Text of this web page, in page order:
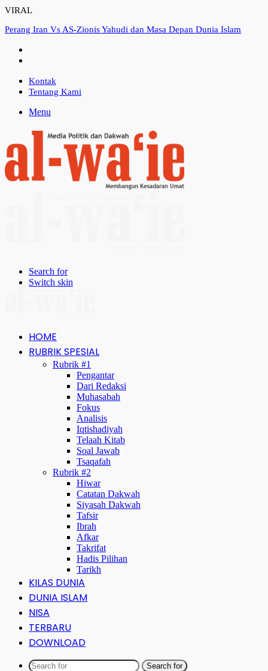
VIRAL
Perang Iran Vs AS-Zionis Yahudi dan Masa Depan Dunia Islam
Kontak
Tentang Kami
Menu
Search for
Switch skin
HOME
RUBRIK SPESIAL
Rubrik #1
Pengantar
Dari Redaksi
Muhasabah
Fokus
Analisis
Iqtishadiyah
Telaah Kitab
Soal Jawab
Tsaqafah
Rubrik #2
Hiwar
Catatan Dakwah
Siyasah Dakwah
Tafsir
Ibrah
Afkar
Takrifat
Hadis Pilihan
Tarikh
KILAS DUNIA
DUNIA ISLAM
NISA
TERBARU
DOWNLOAD
Search for